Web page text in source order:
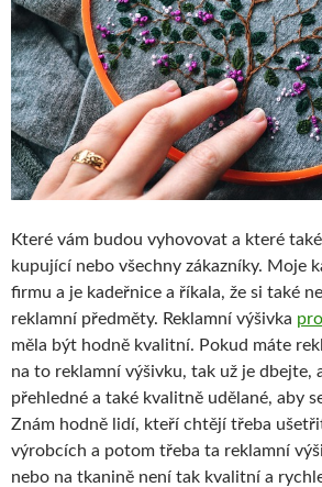
Které vám budou vyhovovat a které
kupující nebo všechny zákazníky. Moje
firmu a je kadeřnice a říkala, že si také
reklamní předměty. Reklamní výšivka
měla být hodně kvalitní. Pokud máte
na to reklamní výšivku, tak už je dbejte,
přehledné a také kvalitně udělané, aby
Znám hodně lidí, kteří chtějí třeba
výrobcích a potom třeba ta reklamní
nebo na tkanině není tak kvalitní a